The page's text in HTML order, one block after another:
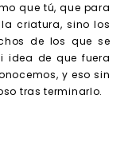
que tú, que para
criatura, sino los
de los que se
idea de que fuera
y eso sin
tras terminarlo.